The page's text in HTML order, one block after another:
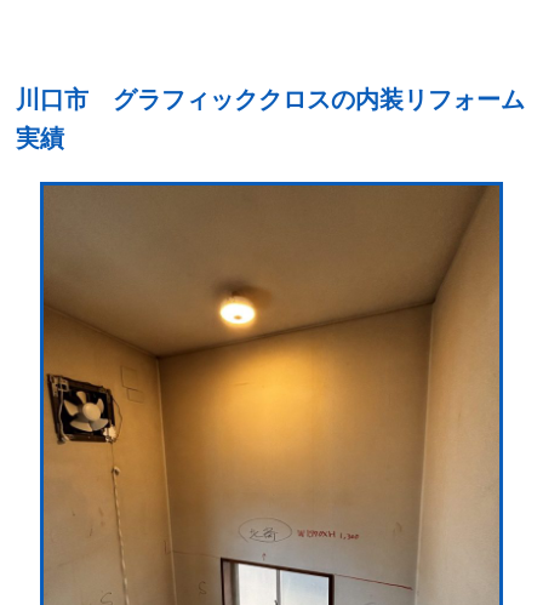
川口市 グラフィッククロスの内装リフォーム
実績